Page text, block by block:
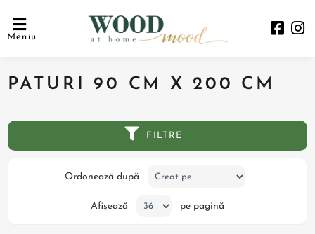
Meniu
PATURI 90 CM X 200 CM
FILTRE
Ordonează după
Afișează pe pagină